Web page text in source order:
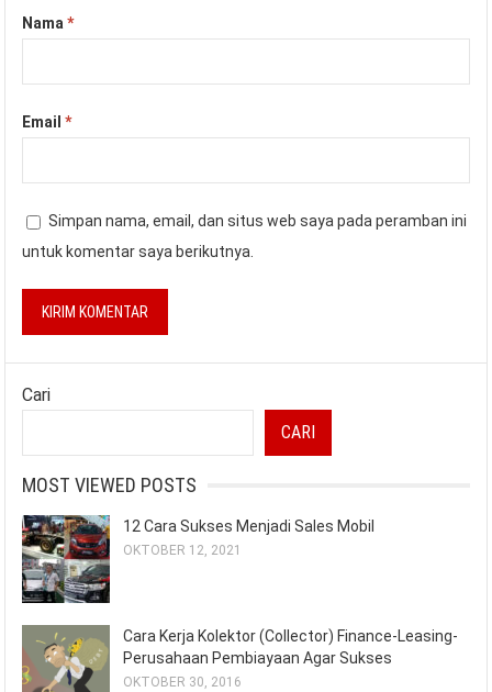
Nama*
Email*
Simpan nama, email, dan situs web saya pada peramban ini
untuk komentar saya berikutnya.
Cari
CARI
MOST VIEWED POSTS
12 Cara Sukses Menjadi Sales Mobil
OKTOBER 12, 2021
Cara Kerja Kolektor (Collector) Finance-Leasing-
Perusahaan Pembiayaan Agar Sukses
OKTOBER 30, 2016